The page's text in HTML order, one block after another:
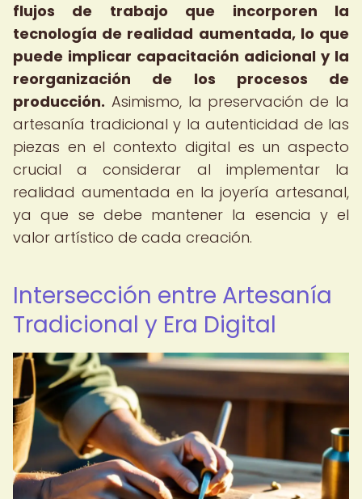
flujos de trabajo que incorporen la
tecnología de realidad aumentada, lo que
puede implicar capacitación adicional y la
reorganización de los procesos de
producción. Asimismo, la preservación de la
artesanía tradicional y la autenticidad de las
piezas en el contexto digital es un aspecto
crucial a considerar al implementar la
realidad aumentada en la joyería artesanal,
ya que se debe mantener la esencia y el
valor artístico de cada creación.
Intersección entre Artesanía
Tradicional y Era Digital